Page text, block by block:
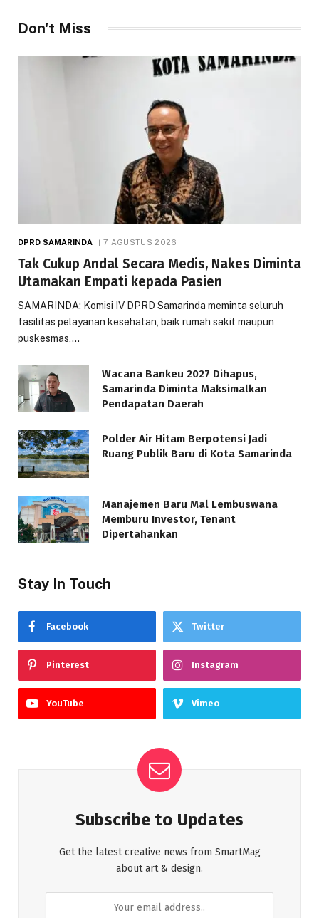
Don't Miss
DPRD SAMARINDA 7 AGUSTUS 2026
Tak Cukup Andal Secara Medis, Nakes Diminta
Utamakan Empati kepada Pasien
SAMARINDA: Komisi IV DPRD Samarinda meminta seluruh
fasilitas pelayanan kesehatan, baik rumah sakit maupun
puskesmas,…
Wacana Bankeu 2027 Dihapus,
Samarinda Diminta Maksimalkan
Pendapatan Daerah
Polder Air Hitam Berpotensi Jadi
Ruang Publik Baru di Kota Samarinda
Manajemen Baru Mal Lembuswana
Memburu Investor, Tenant
Dipertahankan
Stay In Touch
Facebook Twitter
Pinterest Instagram
YouTube Vimeo
Subscribe to Updates
Get the latest creative news from SmartMag
about art & design.